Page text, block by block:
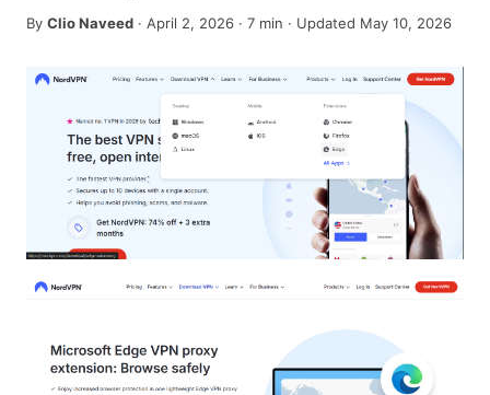
By Clio Naveed · April 2, 2026 · 7 min · Updated May 10, 2026